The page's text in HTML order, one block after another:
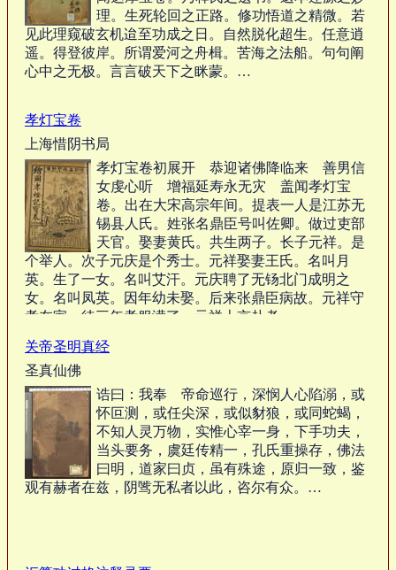
理。生死轮回之正路。修功悟道之精微。若
见此理窥破玄机迨至功成之日。自然脱化超生。任意逍
遥。得登彼岸。所谓爱河之舟楫。苦海之法船。句句阐
心中之无极。言言破天下之眯蒙。…
孝灯宝卷
上海惜阴书局
孝灯宝卷初展开 恭迎诸佛降临来 善男信
女虔心听 增福延寿永无灾 盖闻孝灯宝
卷。出在大宋高宗年间。提表一人是江苏无
锡县人氏。姓张名鼎臣号叫佐卿。做过吏部
天官。娶妻黄氏。共生两子。长子元祥。是
个举人。次子元庆是个秀士。元祥娶妻王氏。名叫月
英。生了一女。名叫艾汗。元庆聘了无钖北门成明之
女。名叫凤英。因年幼未娶。后来张鼎臣病故。元祥守
孝在家。待三年孝服满了。元祥上京赴考。…
关帝圣明真经
圣真仙佛
诰曰：我奉 帝命巡行，深悯人心陷溺，或
怀叵测，或任尖深，或似豺狼，或同蛇蝎，
不知人灵万物，实惟心宰一身，下手功夫，
当头要务，虞廷传精一，孔氏重操存，佛法
曰明，道家曰贞，虽有殊途，原归一致，鉴
观有赫者在兹，阴骘无私者以此，咨尔有众。…